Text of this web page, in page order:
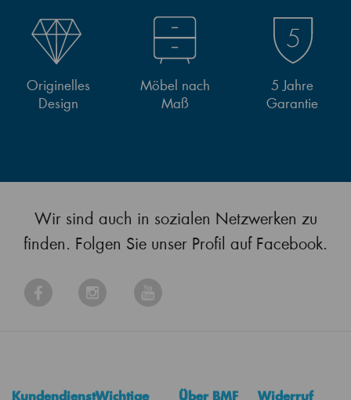
Originelles
Design
Möbel nach
Maß
5 Jahre
Garantie
Wir sind auch in sozialen Netzwerken zu
finden. Folgen Sie unser Profil auf Facebook.
KundendienstWichtige
Über BMF
Widerruf